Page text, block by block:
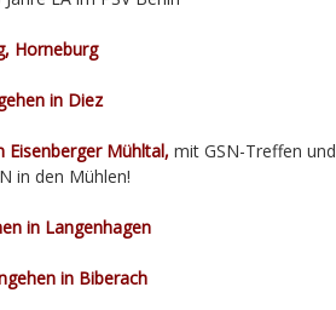
Horneburg
in Diez
Eisenberger Mühltal, mit GSN-Treffen und
in den Mühlen!
in Langenhagen
in Biberach